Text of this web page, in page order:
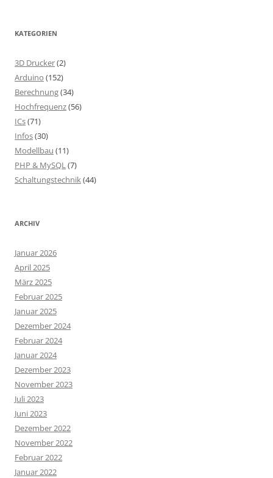
KATEGORIEN
3D Drucker(2)
Arduino (152)
Berechnung(34)
Hochfrequenz(56)
ICs(71)
Infos(30)
Modellbau (11)
PHP & MySQL(7)
Schaltungstechnik(44)
ARCHIV
Januar 2026
April 2025
März 2025
Februar 2025
Januar 2025
Dezember 2024
Februar 2024
Januar 2024
Dezember 2023
November 2023
Juli 2023
Juni 2023
Dezember 2022
November 2022
Februar 2022
Januar 2022